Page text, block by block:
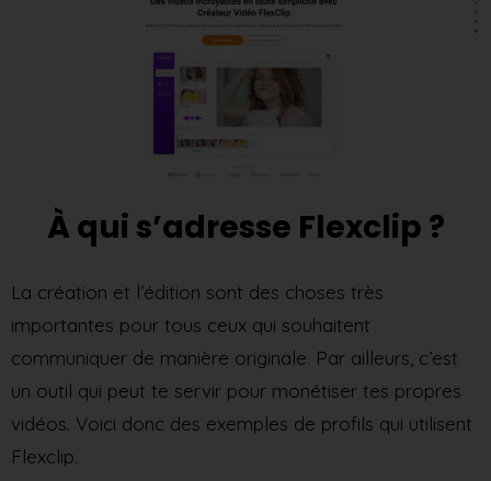
À qui s’adresse Flexclip ?
La création et l’édition sont des choses très
importantes pour tous ceux qui souhaitent
communiquer de manière originale. Par ailleurs, c’est
un outil qui peut te servir pour monétiser tes propres
vidéos. Voici donc des exemples de profils qui utilisent
Flexclip.